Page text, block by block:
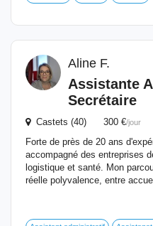
Aline F.
Assistante
Secrétaire
Castets (40) 300 €/jour
Forte de près de 20 ans
accompagné des entreprises
logistique et santé. Mon
réelle polyvalence, entre